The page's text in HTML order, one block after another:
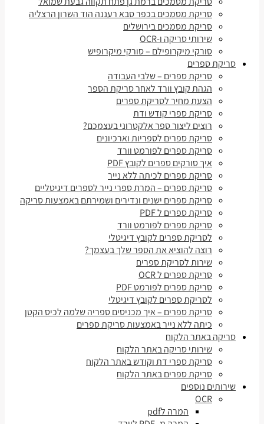
סריקת מסמכים בכפר סבא רעננה הוד השרון הרצליה
סריקת מסמכים בירושלים
שירותי סריקה ו-OCR
סורקי מיקרופילם – סורקי מיקרופיש
סריקת ספרים
סריקת ספרים – שלבי העבודה
הגהת קובץ וורד לאחר סריקת הספר
הצעת מחיר לסריקת ספרים
סריקת ספרי קודש ודת
רוצים ליצור ספר אלקטרוני בעצמכם?
סריקת ספרים לספריות וארכיונים
סריקת ספרים לפורמט וורד
איך סורקים ספרים לקובץ PDF
סריקת ספרים לכיתה ללא נייר
סריקת ספרים – המרת ספרי נייר לספרים דיגיטליים
סריקת ספרים ישנים ונדירים ושמירתם באמצעות סריקה
סריקת ספרים ל PDF
סריקת ספרים לפורמט וורד
לסריקת ספרים לקובץ דיגיטלי
רוצה להוציא את הספר שלך בעצמך?
שירות לסריקת ספרים
סריקת ספרים ל OCR
סריקת ספרים לפורמט PDF
לסריקת ספרים לקובץ דיגיטלי
סריקת ספרים – איך מכניסים ספריה שלמה לכיס הקטן
כיתה ללא נייר באמצעות סריקת ספרים
סריקה באתר הלקוח
שירותי סריקה באתר הלקוח
סריקת ספרי דת וקודש באתר הלקוח
סריקת ספרים באתר הלקוח
שירותים נוספים
OCR
המרה לpdf